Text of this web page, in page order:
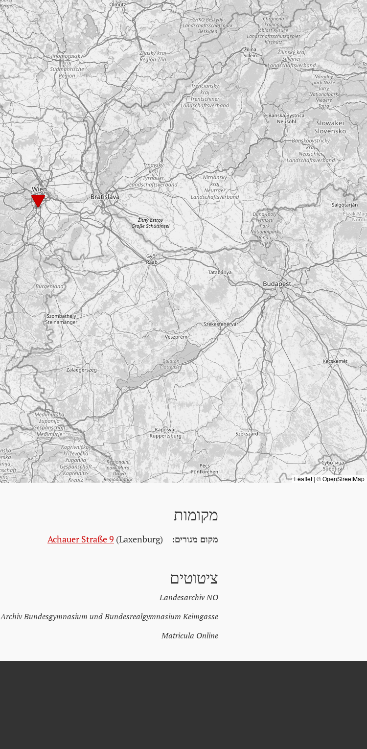
Leaflet | ©OpenStreetMap
מקומות
מקום מגורים: Achauer Straße 9 (Laxenburg)
ציטוטים
Landesarchiv NÖ
Archiv Bundesgymnasium und Bundesrealgymnasium Keimgasse
Matricula Online